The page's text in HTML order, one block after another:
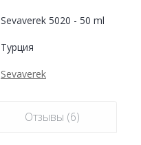
Sevaverek 5020 - 50 ml
Турция
Sevaverek
Отзывы (6)